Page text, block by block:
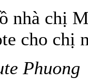
nhà chị
cho chị
Phuong